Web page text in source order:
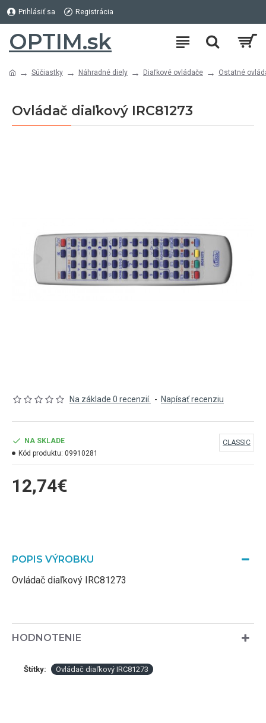
Prihlásiť sa Registrácia
OPTIM.sk
Súčiastky Náhradné diely Diaľkové ovládače Ostatné
Ovládač diaľkový IRC81273
Na základe 0 recenzií. - Napísať recenziu
12,74€
NA SKLADE
Kód produktu: 09910281
CLASSIC
POPIS VÝROBKU
Ovládač diaľkový IRC81273
HODNOTENIE
Štítky: Ovládač diaľkový IRC81273